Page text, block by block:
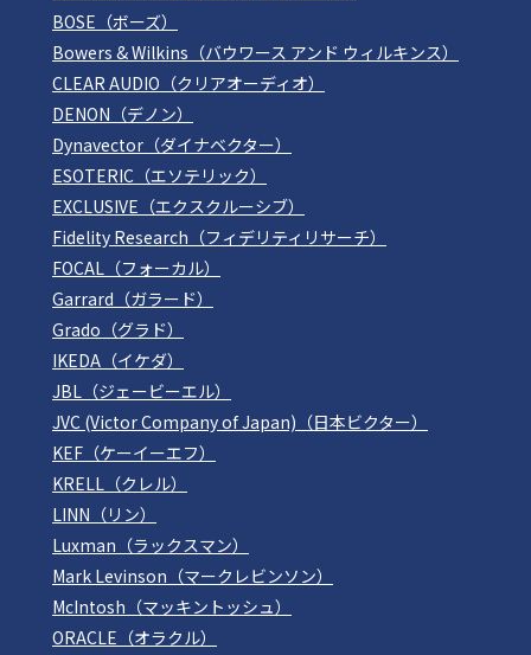
BOSE（ボーズ）
Bowers & Wilkins（バウワース アンド ウィルキンス）
CLEAR AUDIO（クリアオーディオ）
DENON（デノン）
Dynavector（ダイナベクター）
ESOTERIC（エソテリック）
EXCLUSIVE（エクスクルーシブ）
Fidelity Research（フィデリティリサーチ）
FOCAL（フォーカル）
Garrard（ガラード）
Grado（グラド）
IKEDA（イケダ）
JBL（ジェービーエル）
JVC (Victor Company of Japan)（日本ビクター）
KEF（ケーイーエフ）
KRELL（クレル）
LINN（リン）
Luxman（ラックスマン）
Mark Levinson（マークレビンソン）
McIntosh（マッキントッシュ）
ORACLE（オラクル）